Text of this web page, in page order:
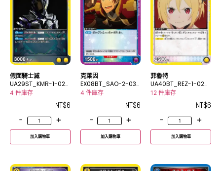
假面騎士滅
UA29ST_KMR-1-027
C
4 件庫存
NT$6
-
+
加入購物車
克萊因
EX08BT_SAO-2-037
C
4 件庫存
NT$6
-
+
加入購物車
菲魯特
UA40BT_REZ-1-028
C
12 件庫存
NT$6
-
+
加入購物車